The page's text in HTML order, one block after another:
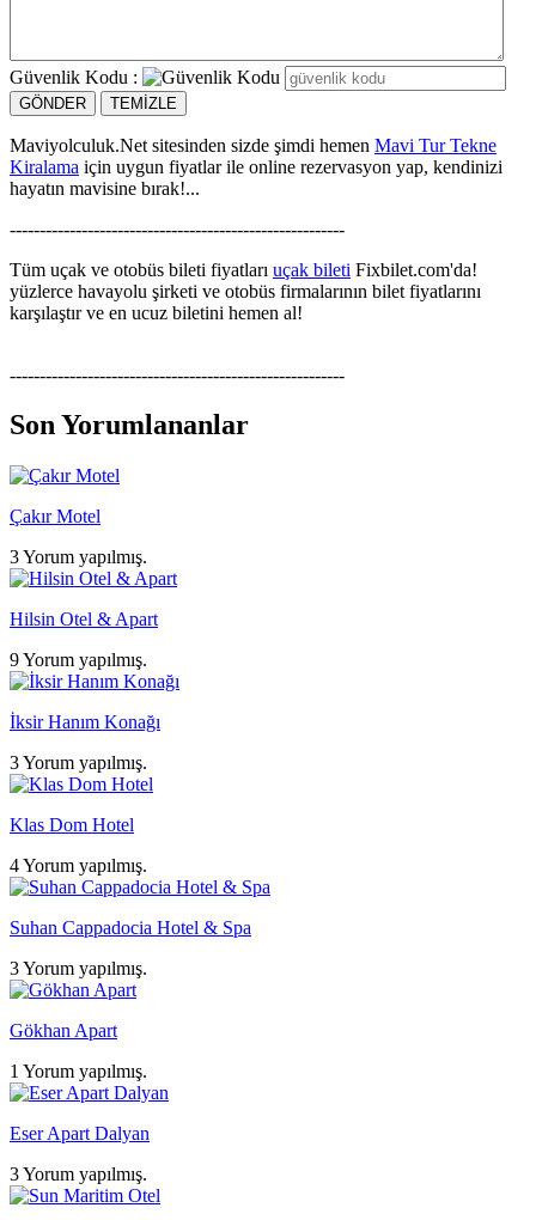
Güvenlik Kodu :
Maviyolculuk.Net sitesinden sizde şimdi hemen Mavi Tur Tekne
Kiralama için uygun fiyatlar ile online rezervasyon yap, kendinizi
hayatın mavisine bırak!...
--------------------------------------------------------
Tüm uçak ve otobüs bileti fiyatları uçak bileti Fixbilet.com'da!
yüzlerce havayolu şirketi ve otobüs firmalarının bilet fiyatlarını
karşılaştır ve en ucuz biletini hemen al!
--------------------------------------------------------
Son Yorumlananlar
Çakır Motel
3 Yorum yapılmış.
Hilsin Otel & Apart
9 Yorum yapılmış.
İksir Hanım Konağı
3 Yorum yapılmış.
Klas Dom Hotel
4 Yorum yapılmış.
Suhan Cappadocia Hotel & Spa
3 Yorum yapılmış.
Gökhan Apart
1 Yorum yapılmış.
Eser Apart Dalyan
3 Yorum yapılmış.